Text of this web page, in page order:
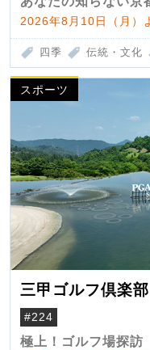
2026年8月10日（月）
四季 伝統・文化
スポーツ
三甲ゴルフ倶楽
#224
極上！ゴルフ場探訪